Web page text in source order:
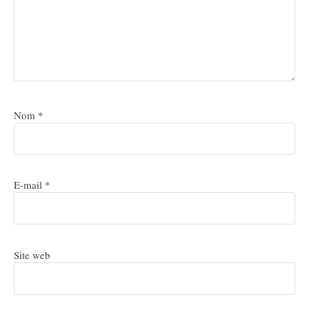
Nom *
E-mail *
Site web